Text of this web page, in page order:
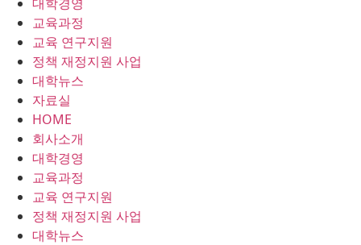
교육과정
교육 연구지원
정책 재정지원 사업
대학뉴스
자료실
HOME
회사소개
대학경영
교육과정
교육 연구지원
정책 재정지원 사업
대학뉴스